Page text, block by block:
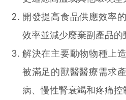
開發提高食品供應效率
效率並減少廢棄副產品的
解決在主要動物物種上
被滿足的獸醫醫療需求
病、慢性腎衰竭和疼痛控